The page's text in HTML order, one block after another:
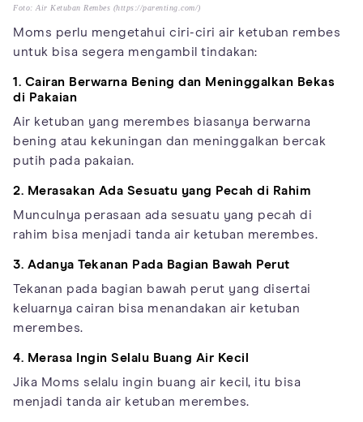
Foto: Air Ketuban Rembes (https://parenting.com/)
Moms perlu mengetahui ciri-ciri air ketuban rembes
untuk bisa segera mengambil tindakan:
1. Cairan Berwarna Bening dan Meninggalkan Bekas
di Pakaian
Air ketuban yang merembes biasanya berwarna
bening atau kekuningan dan meninggalkan bercak
putih pada pakaian.
2. Merasakan Ada Sesuatu yang Pecah di Rahim
Munculnya perasaan ada sesuatu yang pecah di
rahim bisa menjadi tanda air ketuban merembes.
3. Adanya Tekanan Pada Bagian Bawah Perut
Tekanan pada bagian bawah perut yang disertai
keluarnya cairan bisa menandakan air ketuban
merembes.
4. Merasa Ingin Selalu Buang Air Kecil
Jika Moms selalu ingin buang air kecil, itu bisa
menjadi tanda air ketuban merembes.